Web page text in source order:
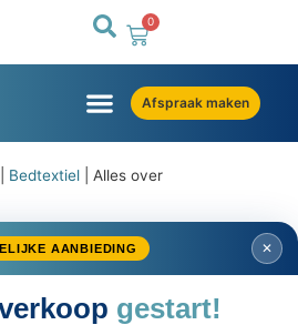
0
Afspraak maken
Bedtextiel Alles over